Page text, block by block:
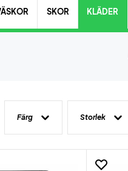
SKOR KLÄDER
Färg Storlek